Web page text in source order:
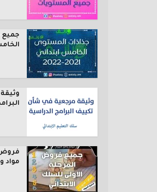
جميع
الخامس
فروض
مواد